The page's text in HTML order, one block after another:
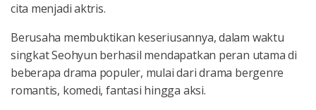
cita menjadi aktris.
Berusaha membuktikan keseriusannya, dalam waktu
singkat Seohyun berhasil mendapatkan peran utama di
beberapa drama populer, mulai dari drama bergenre
romantis, komedi, fantasi hingga aksi.